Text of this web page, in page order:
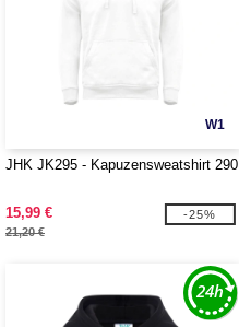
W1
JHK JK295 - Kapuzensweatshirt 290
15,99 €
21,20 €
-25%